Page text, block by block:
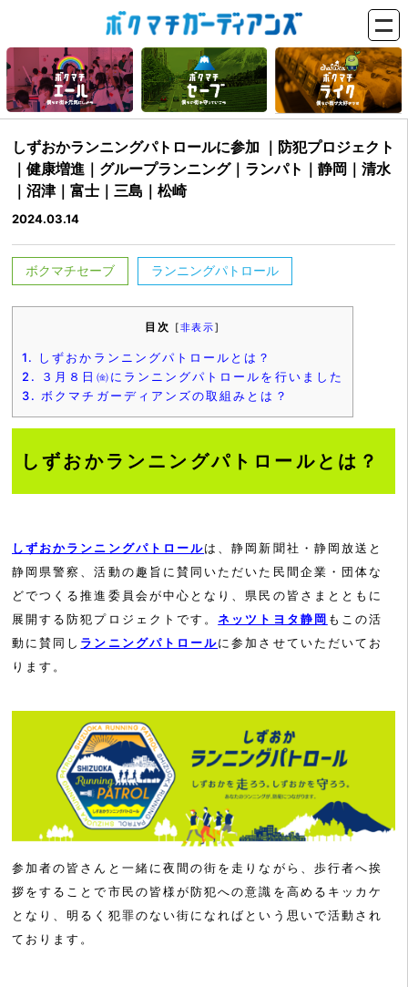
しずおかランニングパトロールに参加 ｜防犯プロジェクト
｜健康増進｜グループランニング｜ランパト｜静岡｜清水
｜沼津｜富士｜三島｜松崎
2024.03.14
ボクマチセーブ ランニングパトロール
目次 [非表示]
1.
しずおかランニングパトロールとは？
2.
３月８日㈮にランニングパトロールを行いました
3. ボクマチガーディアンズの取組みとは？
しずおかランニングパトロールとは？
しずおかランニングパトロールは、静岡新聞社・静岡放送と
静岡県警察、活動の趣旨に賛同いただいた民間企業・団体な
どでつくる推進委員会が中心となり、県民の皆さまとともに
展開する防犯プロジェクトです。ネッツトヨタ静岡 もこの活
動に賛同し ランニングパトロールに参加させていただいてお
ります。
参加者の皆さんと一緒に夜間の街を走りながら、歩行者へ挨
拶をすることで市民の皆様が防犯への意識を高めるキッカケ
となり、明るく犯罪のない街になればという思いで活動され
ております。